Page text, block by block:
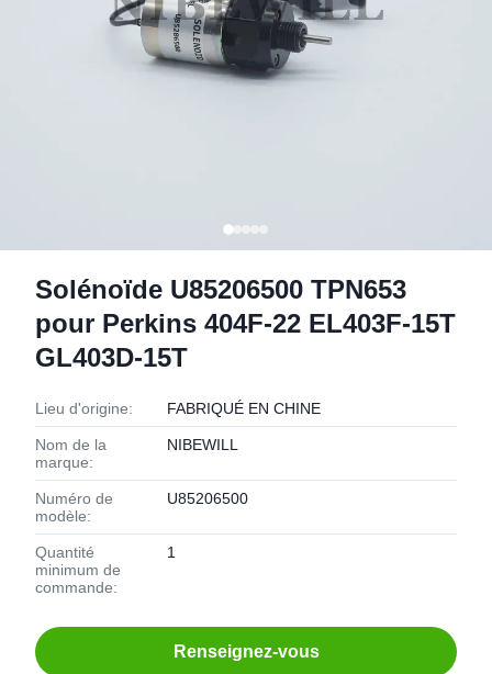
Solénoïde U85206500 TPN653
pour Perkins 404F-22 EL403F-15T
GL403D-15T
Lieu d'origine: FABRIQUÉ EN CHINE
Nom de la
marque:
NIBEWILL
Numéro de
modèle:
U85206500
Quantité
minimum de
commande:
1
Renseignez-vous